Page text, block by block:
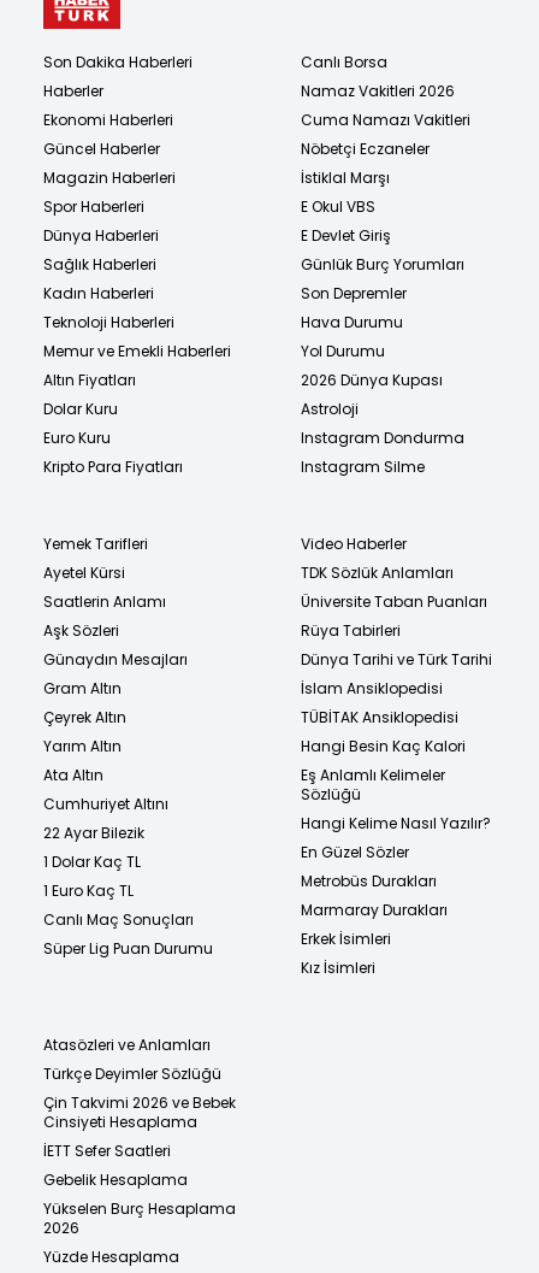
Son Dakika Haberleri
Haberler
Ekonomi Haberleri
Güncel Haberler
Magazin Haberleri
Spor Haberleri
Dünya Haberleri
Sağlık Haberleri
Kadın Haberleri
Teknoloji Haberleri
Memur ve Emekli Haberleri
Altın Fiyatları
Dolar Kuru
Euro Kuru
Kripto Para Fiyatları
Canlı Borsa
Namaz Vakitleri 2026
Cuma Namazı Vakitleri
Nöbetçi Eczaneler
İstiklal Marşı
E Okul VBS
E Devlet Giriş
Günlük Burç Yorumları
Son Depremler
Hava Durumu
Yol Durumu
2026 Dünya Kupası
Astroloji
Instagram Dondurma
Instagram Silme
Yemek Tarifleri
Ayetel Kürsi
Saatlerin Anlamı
Aşk Sözleri
Günaydın Mesajları
Gram Altın
Çeyrek Altın
Yarım Altın
Ata Altın
Cumhuriyet Altını
22 Ayar Bilezik
1 Dolar Kaç TL
1 Euro Kaç TL
Canlı Maç Sonuçları
Süper Lig Puan Durumu
Video Haberler
TDK Sözlük Anlamları
Üniversite Taban Puanları
Rüya Tabirleri
Dünya Tarihi ve Türk Tarihi
İslam Ansiklopedisi
TÜBİTAK Ansiklopedisi
Hangi Besin Kaç Kalori
Eş Anlamlı Kelimeler
Sözlüğü
Hangi Kelime Nasıl Yazılır?
En Güzel Sözler
Metrobüs Durakları
Marmaray Durakları
Erkek İsimleri
Kız İsimleri
Atasözleri ve Anlamları
Türkçe Deyimler Sözlüğü
Çin Takvimi 2026 ve Bebek
Cinsiyeti Hesaplama
İETT Sefer Saatleri
Gebelik Hesaplama
Yükselen Burç Hesaplama
2026
Yüzde Hesaplama